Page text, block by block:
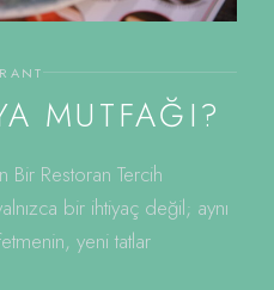
MUTFAĞI?
Bir Restoran Tercih
bir ihtiyaç değil; aynı
yeni tatlar